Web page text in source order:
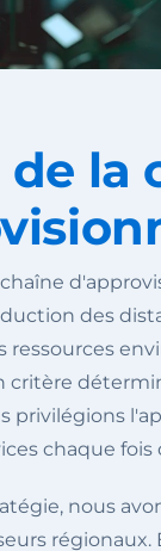
de la
des
ressources
critère
privilégions
chaque fois
nous